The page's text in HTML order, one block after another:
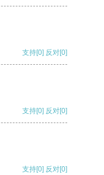
支持[0] 反对[0]
支持[0] 反对[0]
支持[0] 反对[0]